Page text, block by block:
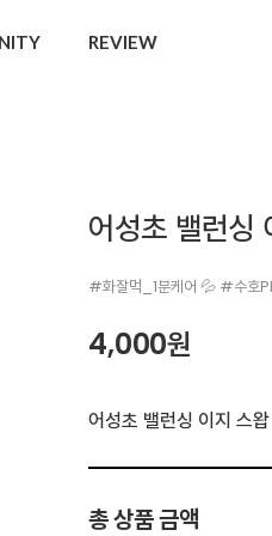
REVIEW
어성초 밸런싱
#화잘먹_1분케어 💦 #수
4,000원
어성초 밸런싱 이지 스왑
총 상품 금액